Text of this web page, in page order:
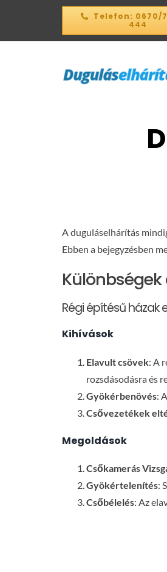
Telefon: 0670/
444
A duguláselhárítás
Ebben a bejegyzésben
Régi építésű házak
Kihívások
Elavult csövek: A
rozsdásodásra és
Gyökérbenövés:
Csővezetékek
Megoldások
Csőkamerás
Gyökértelenítés:
Csőbélelés: Az